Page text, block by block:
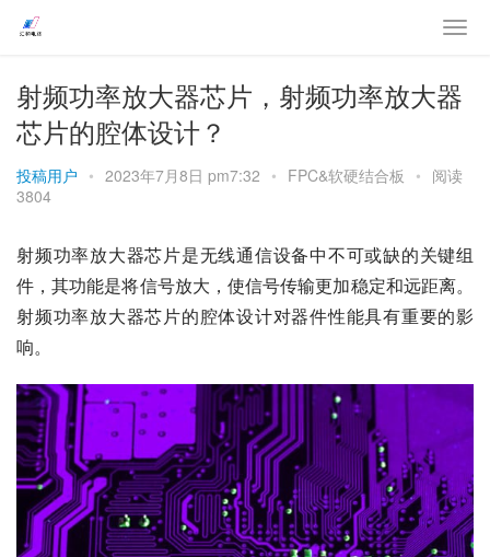
射频功率放大器芯片，射频功率放大器
芯片的腔体设计？
投稿用户 • 2023年7月8日 pm7:32 • FPC&软硬结合板 • 阅读
3804
射频功率放大器芯片是无线通信设备中不可或缺的关键组
件，其功能是将信号放大，使信号传输更加稳定和远距离。
射频功率放大器芯片的腔体设计对器件性能具有重要的影
响。